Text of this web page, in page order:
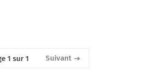
1 sur 1 Suivant